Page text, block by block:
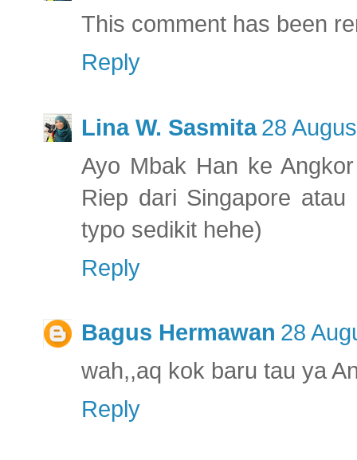
This comment has been
Reply
Lina W. Sasmita 28
Ayo Mbak Han ke
Riep dari Singapore
typo sedikit hehe)
Reply
Bagus Hermawan 28
wah,,aq kok baru tau ya
Reply